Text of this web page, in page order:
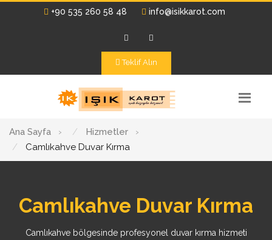
+90 535 260 58 48 info@isikkarot.com
Teklif Alın
Ana Sayfa › Hizmetler
›
Camlıkahve Duvar Kırma
Camlıkahve Duvar Kırma
Camlıkahve bölgesinde profesyonel duvar kırma hizmeti